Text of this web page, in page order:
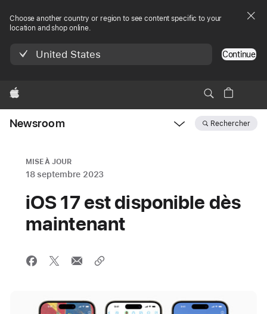
Choose another country or region to see content specific to your
location and shop online.
United States Continue
Apple
Newsroom Rechercher
MISE À JOUR
18 septembre 2023
iOS 17 est disponible dès
maintenant